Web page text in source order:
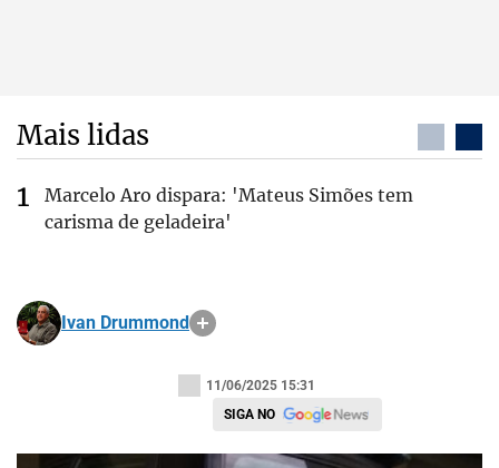
Mais lidas
Marcelo Aro dispara: 'Mateus Simões tem
carisma de geladeira'
Ivan Drummond
11/06/2025 15:31
SIGA NO